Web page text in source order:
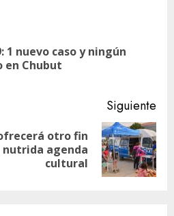
1 nuevo caso y ningún
en Chubut
Siguiente
otro fin
nutrida agenda
cultural